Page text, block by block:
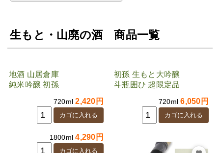
生もと・山廃の酒 商品一覧
地酒 山居倉庫
純米吟醸 初孫
720ml2,420円
1800ml4,290円
初孫 生もと大吟醸
斗瓶囲ひ 超限定品
720ml6,050円